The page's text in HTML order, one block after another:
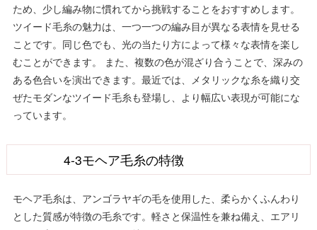
ため、少し編み物に慣れてから挑戦することをおすすめします。
ツイード毛糸の魅力は、一つ一つの編み目が異なる表情を見せる
ことです。同じ色でも、光の当たり方によって様々な表情を楽し
むことができます。 また、複数の色が混ざり合うことで、深みの
ある色合いを演出できます。最近では、メタリックな糸を織り交
ぜたモダンなツイード毛糸も登場し、より幅広い表現が可能にな
っています。
4-3モヘア毛糸の特徴
モヘア毛糸は、アンゴラヤギの毛を使用した、柔らかくふんわり
とした質感が特徴の毛糸です。軽さと保温性を兼ね備え、エアリ